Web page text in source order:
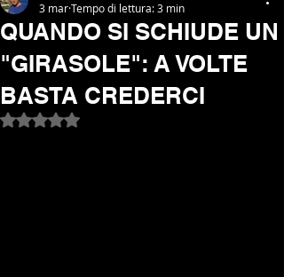
QUANDO SI SCHIUDE UN
"GIRASOLE": A VOLTE
BASTA CREDERCI
3 marTempo di lettura: 3 min
Valutazione NaN stelle su 5.